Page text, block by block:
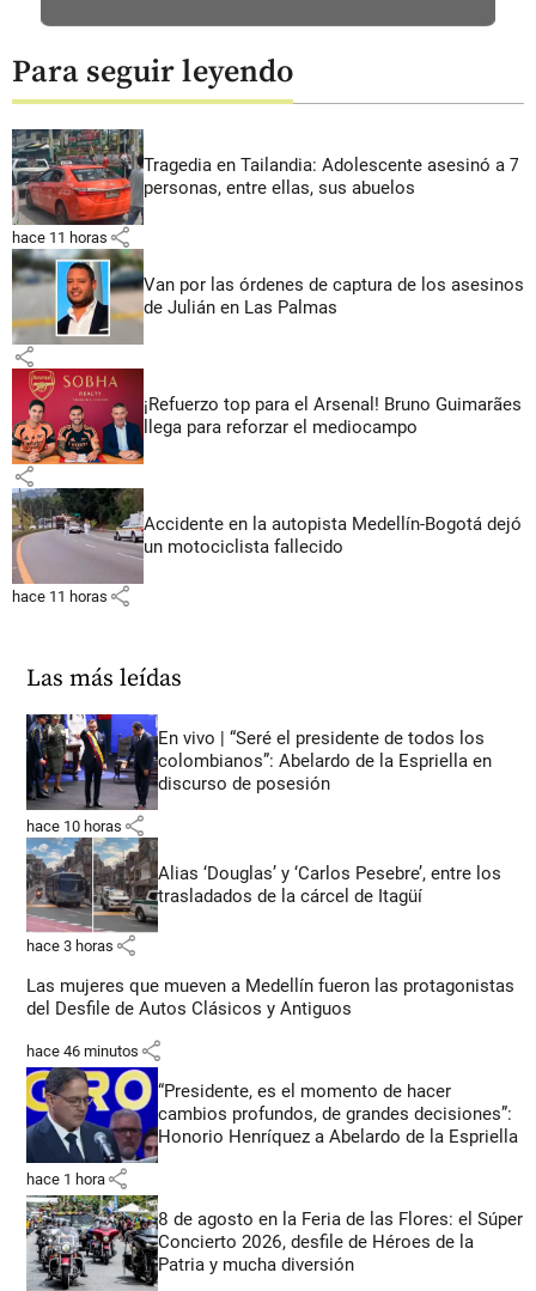
Para seguir leyendo
Tragedia en Tailandia: Adolescente asesinó a 7
personas, entre ellas, sus abuelos
hace 11 horas share
Van por las órdenes de captura de los asesinos
de Julián en Las Palmas
share
¡Refuerzo top para el Arsenal! Bruno Guimarães
llega para reforzar el mediocampo
share
Accidente en la autopista Medellín-Bogotá dejó
un motociclista fallecido
hace 11 horas share
Las más leídas
En vivo | “Seré el presidente de todos los
colombianos”: Abelardo de la Espriella en
discurso de posesión
hace 10 horas share
Alias ‘Douglas’ y ‘Carlos Pesebre’, entre los
trasladados de la cárcel de Itagüí
hace 3 horas share
Las mujeres que mueven a Medellín fueron las protagonistas
del Desfile de Autos Clásicos y Antiguos
hace 46 minutos share
“Presidente, es el momento de hacer
cambios profundos, de grandes decisiones”:
Honorio Henríquez a Abelardo de la Espriella
hace 1 hora share
8 de agosto en la Feria de las Flores: el Súper
Concierto 2026, desfile de Héroes de la
Patria y mucha diversión